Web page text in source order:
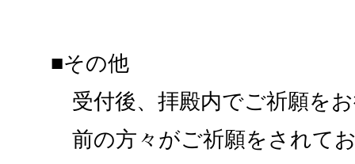
■その他
受付後、拝殿内でご祈願を
前の方々がご祈願をされて